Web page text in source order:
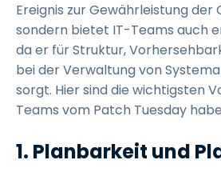
Ereignis zur Gewährleistung der
sondern bietet IT-Teams auch
da er für Struktur,
bei der Verwaltung von
sorgt. Hier sind die wichtigsten
Teams vom Patch Tuesday
1. Planbarkeit und